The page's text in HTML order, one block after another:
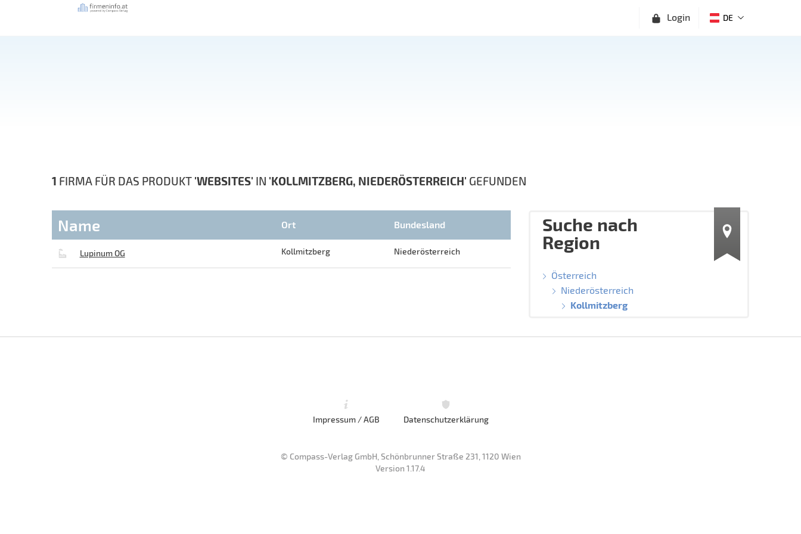
Login DE
1 FIRMA FÜR DAS PRODUKT 'WEBSITES' IN 'KOLLMITZBERG, NIEDERÖSTERREICH' GEFUNDEN
Name Ort Bundesland
Lupinum OG Kollmitzberg Niederösterreich
Suche nach
Region
Österreich
Niederösterreich
Kollmitzberg
Impressum / AGB Datenschutzerklärung
© Compass-Verlag GmbH, Schönbrunner Straße 231, 1120 Wien
Version 1.17.4